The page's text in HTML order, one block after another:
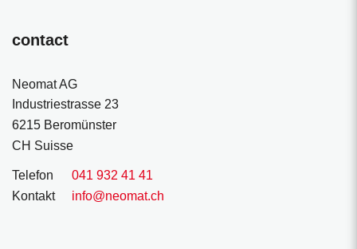
contact
Neomat AG
Industriestrasse 23
6215 Beromünster
CH Suisse
Telefon
041 932 41 41
Kontakt
info@neomat.ch